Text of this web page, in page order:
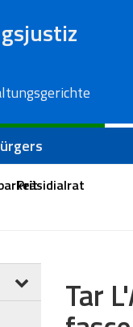
Präsidialrat
Tar